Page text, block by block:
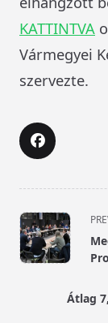
KATTINTVA
Vármegyei
szervezte.
<span
class="nav-
subtitle
Átlag